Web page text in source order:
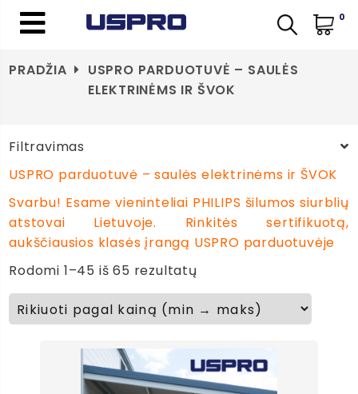
0
PRADŽIA
USPRO PARDUOTUVĖ – SAULĖS
ELEKTRINĖMS IR ŠVOK
Filtravimas
USPRO parduotuvė – saulės elektrinėms ir ŠVOK
Svarbu! Esame vieninteliai PHILIPS šilumos siurblių
atstovai Lietuvoje. Rinkitės sertifikuotą,
aukščiausios klasės įrangą USPRO parduotuvėje
Rodomi 1–45 iš 65 rezultatų